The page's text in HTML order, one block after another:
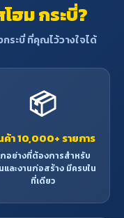
ฮม กระบี่?
ระบี่ ที่คุณไว้วางใจได้
📦
า 10,000+ รายการ
อย่างที่ต้องการสำหรับ
และงานก่อสร้าง มีครบใน
ที่เดียว